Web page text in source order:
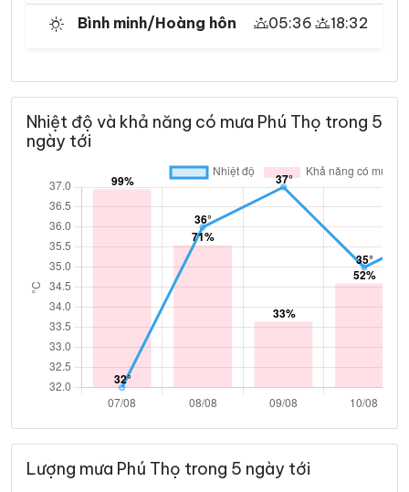
Bình minh/Hoàng hôn 05:36 18:32
Nhiệt độ và khả năng có mưa Phú Thọ trong 5
ngày tới
Lượng mưa Phú Thọ trong 5 ngày tới